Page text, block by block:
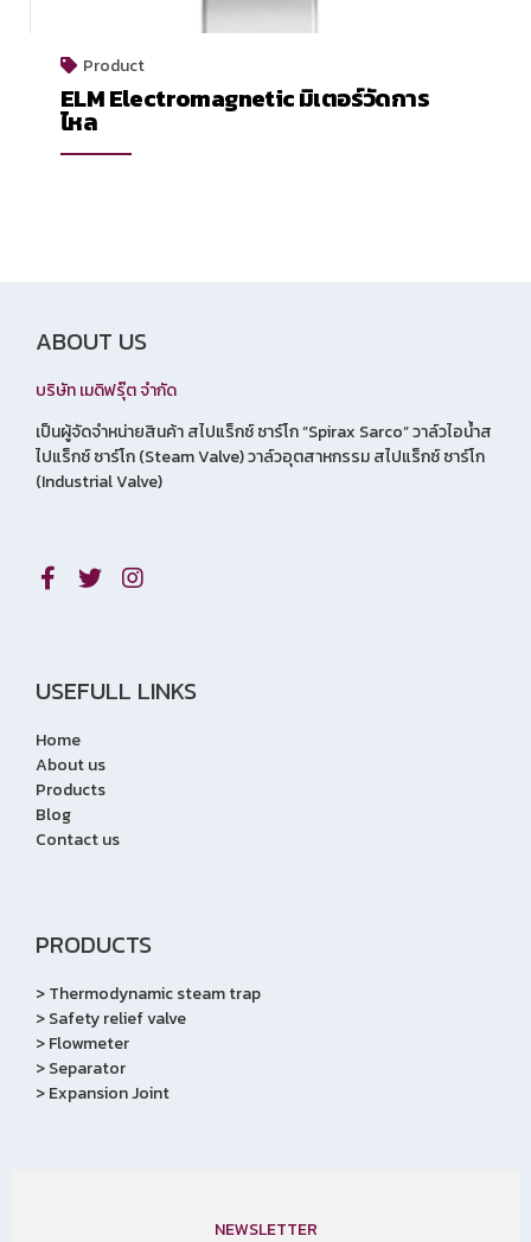
Product
ELM Electromagnetic มิเตอร์วัดการ
ไหล
ABOUT US
บริษัท เมดิฟรุ๊ต จำกัด
เป็นผู้จัดจำหน่ายสินค้า สไปแร็กซ์ ซาร์โก “Spirax Sarco” วาล์วไอน้ำส
ไปแร็กซ์ ซาร์โก (Steam Valve) วาล์วอุตสาหกรรม สไปแร็กซ์ ซาร์โก
(Industrial Valve)
USEFULL LINKS
Home
About us
Products
Blog
Contact us
PRODUCTS
>Thermodynamic steam trap
>Safety relief valve
>Flowmeter
>Separator
>Expansion Joint
NEWSLETTER